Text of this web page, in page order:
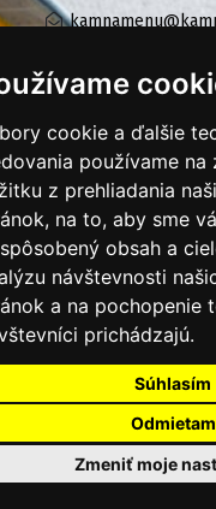
cookie a ďalšie
používame na
z prehliadania
na to, aby sme
obsah a
návštevnosti
a na pochopenie
prichádzajú.
Súhlasím
Odmietam
Zmeniť moje
instagram/
KONTAKTUJTE NÁS
PRIHLÁSIŤ SA DO
Všeobecné
Ochrana osobných
Moje KamNaMenu
Pridať reštauráciu